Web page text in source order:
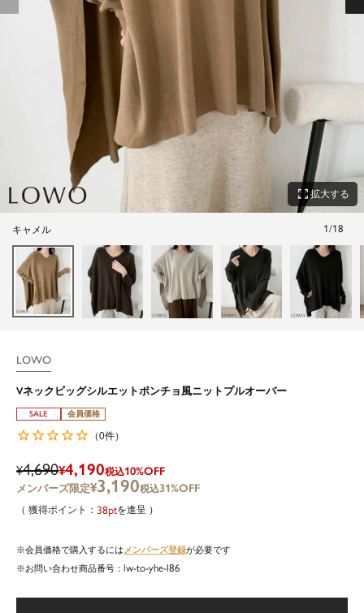
zoom_out_map拡大する
キャメル 1/18
LOWO
Vネックビッグシルエットポンチョ風ニットプルオーバー
SALE 会員価格
（0件）
¥4,690¥4,190税込10%OFF
¥3,190税込31%OFF
38 を進呈
会員価格で購入するには メンバーズ登録が必要です
商品番号
lw-to-yhe-l86